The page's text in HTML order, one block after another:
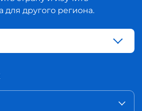
для другого региона.